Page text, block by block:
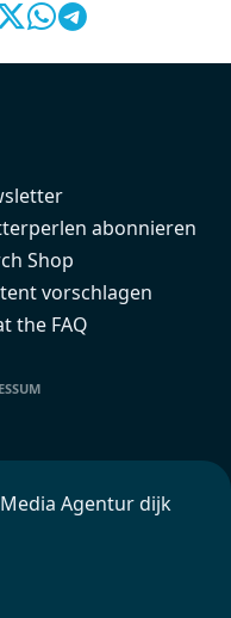
abonnieren
Shop
vorschlagen
the FAQ
Agentur dijk